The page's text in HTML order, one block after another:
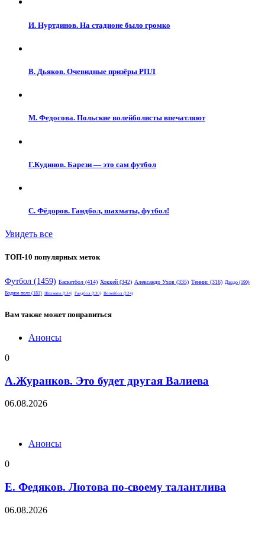
И. Нуртдинов. На стадионе было громко
В. Дьяков. Очевидные призёры РПЛ
М. Федосова. Польские волейболисты впечатляют
Г.Кудинов. Барези — это сам футбол
С. Фёдоров. Гандбол, шахматы, футбол!
Увидеть все
ТОП-10 популярных меток
Футбол (1459) Баскетбол (414) Хоккей (342) Александр Ухов (335) Теннис (316) Дзюдо (190)
Водное поло (181) Шахматы (134) Гандбол (130) Волейбол (124)
Вам также может понравиться
Анонсы
0
А.Журанков. Это будет другая Валиева
06.08.2026
Анонсы
0
Е. Федяков. Лютова по-своему талантлива
06.08.2026